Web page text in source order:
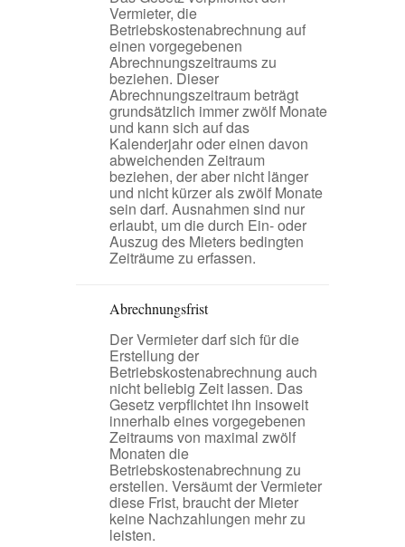
Vermieter, die
Betriebskostenabrechnung auf
einen vorgegebenen
Abrechnungszeitraums zu
beziehen. Dieser
Abrechnungszeitraum beträgt
grundsätzlich immer zwölf Monate
und kann sich auf das
Kalenderjahr oder einen davon
abweichenden Zeitraum
beziehen, der aber nicht länger
und nicht kürzer als zwölf Monate
sein darf. Ausnahmen sind nur
erlaubt, um die durch Ein- oder
Auszug des Mieters bedingten
Zeiträume zu erfassen.
Abrechnungsfrist
Der Vermieter darf sich für die
Erstellung der
Betriebskostenabrechnung auch
nicht beliebig Zeit lassen. Das
Gesetz verpflichtet ihn insoweit
innerhalb eines vorgegebenen
Zeitraums von maximal zwölf
Monaten die
Betriebskostenabrechnung zu
erstellen. Versäumt der Vermieter
diese Frist, braucht der Mieter
keine Nachzahlungen mehr zu
leisten.